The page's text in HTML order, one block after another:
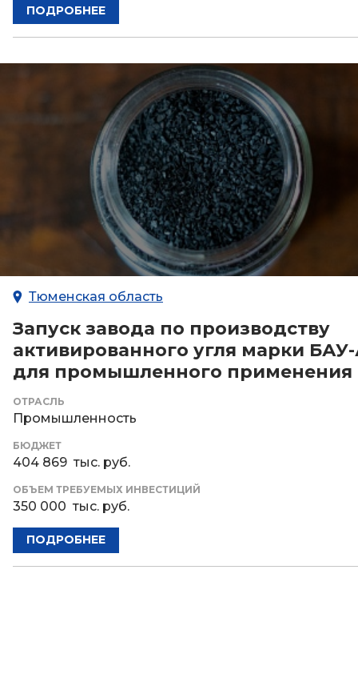
ПОДРОБНЕЕ
Запуск завода по производству
активированного угля марки
для промышленного применения
Тюменская область
ОТРАСЛЬ
Промышленность
БЮДЖЕТ
404 869 тыс. руб.
ОБЪЕМ ТРЕБУЕМЫХ ИНВЕСТИЦИЙ
350 000 тыс. руб.
ПОДРОБНЕЕ